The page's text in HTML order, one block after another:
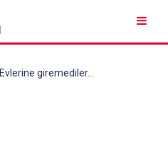
Evlerine giremediler...